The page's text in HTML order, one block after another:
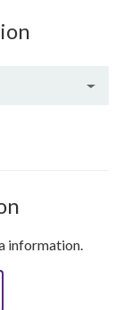
information.